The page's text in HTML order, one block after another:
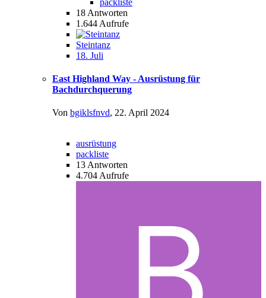
18 Antworten
1.644 Aufrufe
Steintanz
18. Juli
East Highland Way - Ausrüstung für
Bachdurchquerung
Von bgiklsfnvd, 22. April 2024
ausrüstung
packliste
13 Antworten
4.704 Aufrufe